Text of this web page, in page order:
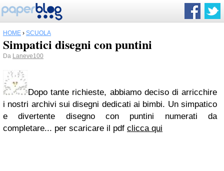
HOME › SCUOLA
Simpatici disegni con puntini
Da Laneve100
Dopo tante richieste, abbiamo deciso di arricchire
i nostri archivi sui disegni dedicati ai bimbi. Un simpatico
e divertente disegno con puntini numerati da
completare... per scaricare il pdf clicca qui